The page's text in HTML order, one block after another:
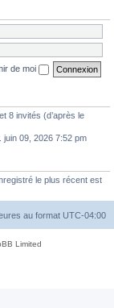
de moi
8 invités (d’après le
juin 09, 2026 7:52 pm
le plus récent est
au format UTC-04:00
Limited